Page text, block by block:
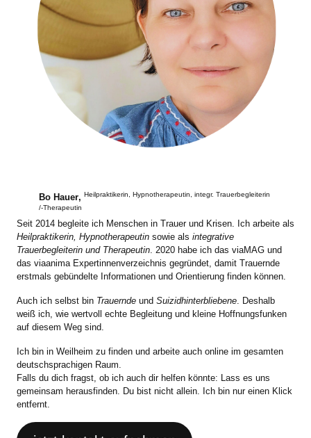
Bo Hauer, Heilpraktikerin, Hypnotherapeutin, integr. Trauerbegleiterin
/-Therapeutin
Seit 2014 begleite ich Menschen in Trauer und Krisen. Ich arbeite als
Heilpraktikerin, Hypnotherapeutin sowie als integrative
Trauerbegleiterin und Therapeutin. 2020 habe ich das viaMAG und
das viaanima Expertinnenverzeichnis gegründet, damit Trauernde
erstmals gebündelte Informationen und Orientierung finden können.
Auch ich selbst bin Trauernde und Suizidhinterbliebene. Deshalb
weiß ich, wie wertvoll echte Begleitung und kleine Hoffnungsfunken
auf diesem Weg sind.
Ich bin in Weilheim zu finden und arbeite auch online im gesamten
deutschsprachigen Raum.
Falls du dich fragst, ob ich auch dir helfen könnte: Lass es uns
gemeinsam herausfinden. Du bist nicht allein. Ich bin nur einen Klick
entfernt.